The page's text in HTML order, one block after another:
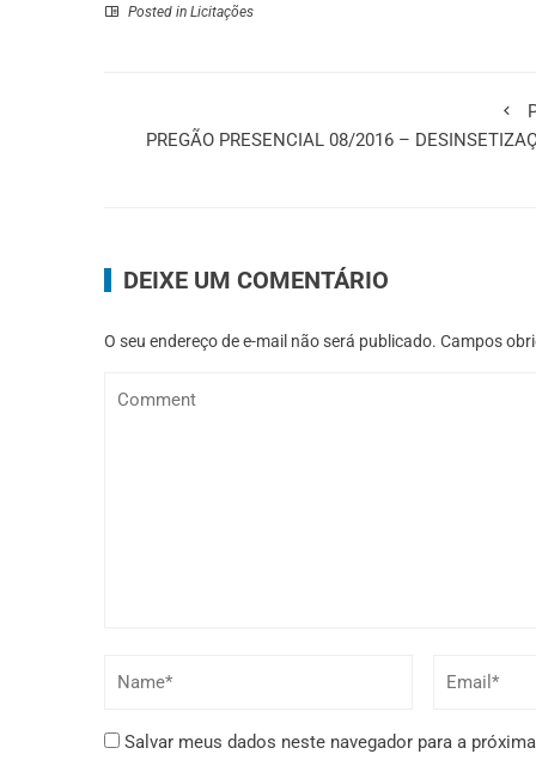
Posted in Licitações
PREGÃO PRESENCIAL 08/2016 –
DEIXE UM COMENTÁRIO
O seu endereço de e-mail não será publicado. Campos
Salvar meus dados neste navegador para a